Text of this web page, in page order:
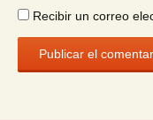
Recibir un correo